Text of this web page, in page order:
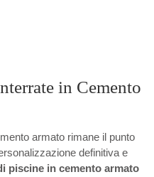
in Cemento
armato rimane il punto
definitiva e
piscine in cemento armato